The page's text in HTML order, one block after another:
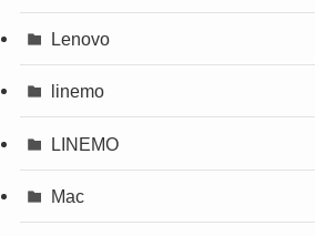
Lenovo
linemo
LINEMO
Mac